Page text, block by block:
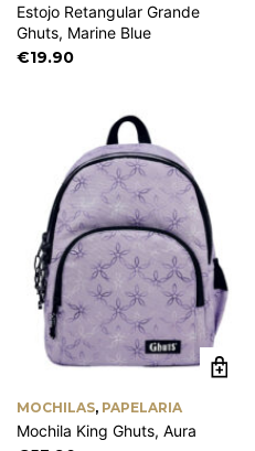
Estojo Retangular Grande
Ghuts, Marine Blue
€19.90
MOCHILAS, PAPELARIA
Mochila King Ghuts, Aura